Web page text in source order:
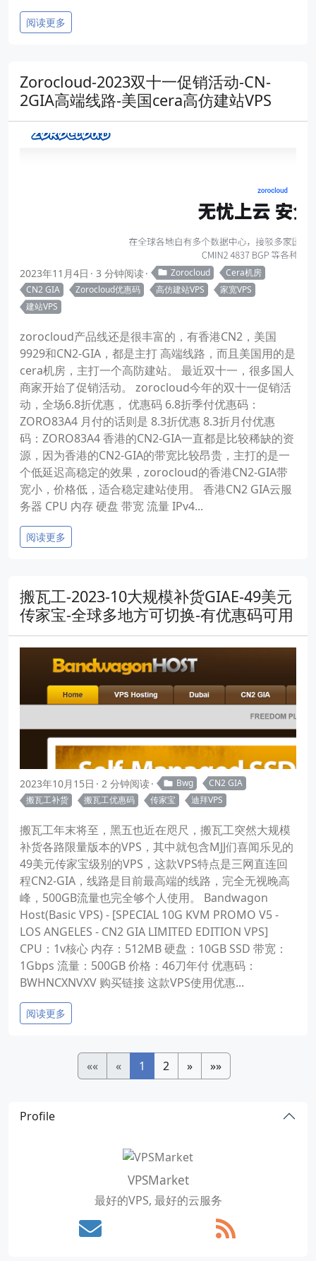
阅读更多
Zorocloud-2023双十一促销活动-CN-
2GIA高端线路-美国cera高仿建站VPS
2023年11月4日 3 分钟阅读 Zorocloud
Cera机房
CN2 GIA
Zorocloud优惠码 高仿建站VPS
家宽VPS
建站VPS
zorocloud产品线还是很丰富的，有香港CN2，美国
9929和CN2-GIA，都是主打 高端线路，而且美国用的是
cera机房，主打一个高防建站。 最近双十一，很多国人
商家开始了促销活动。 zorocloud今年的双十一促销活
动，全场6.8折优惠， 优惠码 6.8折季付优惠码：
ZORO83A4 月付的话则是 8.3折优惠 8.3折月付优惠
码：ZORO83A4 香港的CN2-GIA一直都是比较稀缺的资
源，因为香港的CN2-GIA的带宽比较昂贵，主打的是一
个低延迟高稳定的效果，zorocloud的香港CN2-GIA带
宽小，价格低，适合稳定建站使用。 香港CN2 GIA云服
务器 CPU 内存 硬盘 带宽 流量 IPv4...
阅读更多
搬瓦工-2023-10大规模补货GIAE-49美元
传家宝-全球多地方可切换-有优惠码可用
2023年10月15日 2 分钟阅读 Bwg
CN2 GIA
搬瓦工补货
搬瓦工优惠码 传家宝 迪拜VPS
搬瓦工年末将至，黑五也近在咫尺，搬瓦工突然大规模
补货各路限量版本的VPS，其中就包含MJJ们喜闻乐见的
49美元传家宝级别的VPS，这款VPS特点是三网直连回
程CN2-GIA，线路是目前最高端的线路，完全无视晚高
峰，500GB流量也完全够个人使用。 Bandwagon
Host(Basic VPS) - [SPECIAL 10G KVM PROMO V5 -
LOS ANGELES - CN2 GIA LIMITED EDITION VPS]
CPU：1v核心 内存：512MB 硬盘：10GB SSD 带宽：
1Gbps 流量：500GB 价格：46刀年付 优惠码：
BWHNCXNVXV 购买链接 这款VPS使用优惠...
阅读更多
«« « 1 2 » »»
Profile
VPSMarket
最好的VPS, 最好的云服务